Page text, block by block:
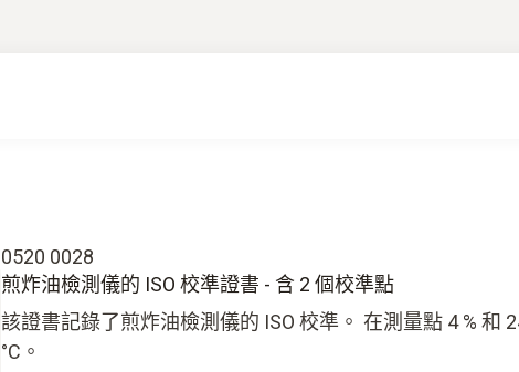
0520 0028
煎炸油檢測儀的 ISO 校準證書 - 含 2 個校準點
該證書記錄了煎炸油檢測儀的 ISO 校準。 在測量點 4 % 和
°C。